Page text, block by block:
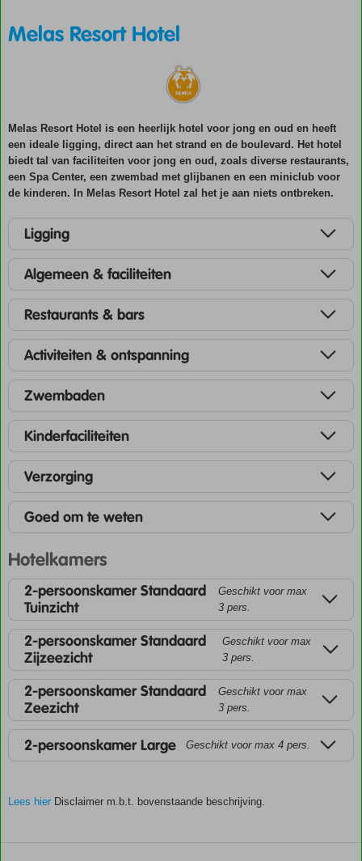
Melas Resort Hotel
Melas Resort Hotel is een heerlijk hotel voor jong en oud en heeft
een ideale ligging, direct aan het strand en de boulevard. Het hotel
biedt tal van faciliteiten voor jong en oud, zoals diverse restaurants,
een Spa Center, een zwembad met glijbanen en een miniclub voor
de kinderen. In Melas Resort Hotel zal het je aan niets ontbreken.
Ligging
Algemeen & faciliteiten
Restaurants & bars
Activiteiten & ontspanning
Zwembaden
Kinderfaciliteiten
Verzorging
Goed om te weten
Hotelkamers
2-persoonskamer Standaard
Tuinzicht
Geschikt voor max
3 pers.
2-persoonskamer Standaard
Zijzeezicht
Geschikt voor max
3 pers.
2-persoonskamer Standaard
Zeezicht
Geschikt voor max
3 pers.
2-persoonskamer Large Geschikt voor max 4 pers.
Lees hier Disclaimer m.b.t. bovenstaande beschrijving.